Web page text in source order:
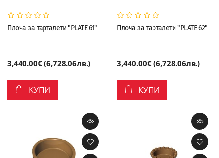
Плоча за тарталети "PLATE 61"
3,440.00€ (6,728.06лв.)
КУПИ
Плоча за тарталети "PLATE 62"
3,440.00€ (6,728.06лв.)
КУПИ